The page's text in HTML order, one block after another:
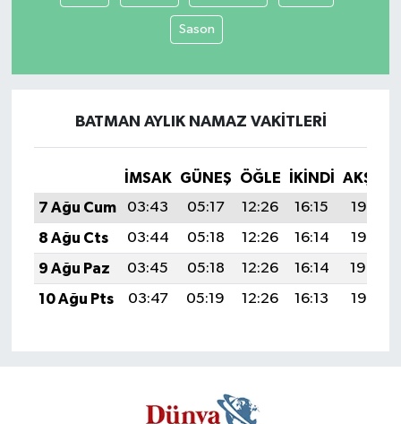
Sason
BATMAN AYLIK NAMAZ VAKITLERI
İMSAK GÜNEŞ ÖĞLE İKINDI
AKŞAM
7 Ağu Cum
03:43 05:17 12:26 16:15
19:26
8 Ağu Cts
03:44 05:18 12:26 16:14
19:25
9 Ağu Paz
03:45 05:18 12:26 16:14
19:24
10 Ağu Pts
03:47 05:19 12:26 16:13 19:23